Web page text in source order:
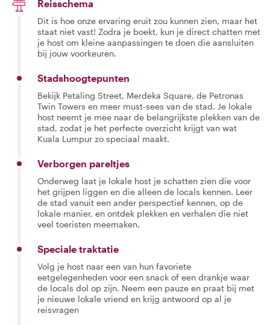
Reisschema
Dit is hoe onze ervaring eruit zou kunnen zien, maar het
staat niet vast! Zodra je boekt, kun je direct chatten met
je host om kleine aanpassingen te doen die aansluiten
bij jouw voorkeuren.
Stadshoogtepunten
Bekijk Petaling Street, Merdeka Square, de Petronas
Twin Towers en meer must-sees van de stad. Je lokale
host neemt je mee naar de belangrijkste plekken van de
stad, zodat je het perfecte overzicht krijgt van wat
Kuala Lumpur zo speciaal maakt.
Verborgen pareltjes
Onderweg laat je lokale host je schatten zien die voor
het grijpen liggen en die alleen de locals kennen. Leer
de stad vanuit een ander perspectief kennen, op de
lokale manier, en ontdek plekken en verhalen die niet
veel toeristen meemaken.
Speciale traktatie
Volg je host naar een van hun favoriete
eetgelegenheden voor een snack of een drankje waar
de locals dol op zijn. Neem een pauze en praat bij met
je nieuwe lokale vriend en krijg antwoord op al je
reisvragen